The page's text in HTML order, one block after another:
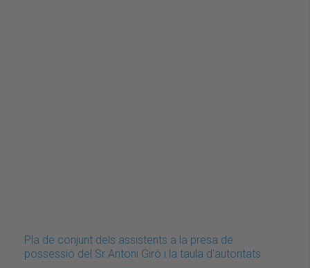
Pla de conjunt dels assistents a la presa de
possessió del Sr Antoni Giró i la taula d'autoritats